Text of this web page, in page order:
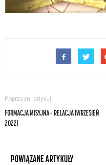
Poprzedni artykuł
FORMACJA MISYJNA – RELACJA (WRZESIEŃ
2022)
POWIĄZANE ARTYKUŁY